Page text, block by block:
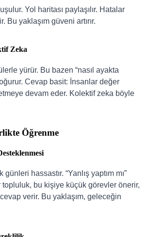
Yol haritası paylaşılır. Hatalar
Bu yaklaşım güveni artırır.
Zeka
yürür. Bu bazen “nasıl ayakta
Cevap basit: İnsanlar değer
devam eder. Kolektif zeka böyle
Öğrenme
hassastır. “Yanlış yaptım mı”
topluluk, bu kişiye küçük görevler önerir,
verir. Bu yaklaşım, geleceğin